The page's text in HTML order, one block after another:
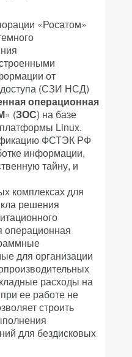
«Росатом»
от
доступа (СЗИ НСД)
операционная
» (ЗОС) на базе
Linux.
ФСТЭК РФ
информации,
тайну, и
комплексах для
решения
операционная
для организации
расходы на
ее работе не
строить
для бездисковых